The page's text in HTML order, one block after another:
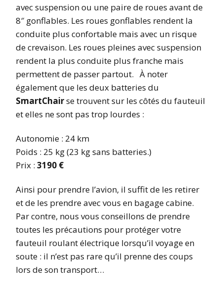
avec suspension ou une paire de roues avant de
8″ gonflables. Les roues gonflables rendent la
conduite plus confortable mais avec un risque
de crevaison. Les roues pleines avec suspension
rendent la plus conduite plus franche mais
permettent de passer partout. À noter
également que les deux batteries du
SmartChairse trouvent sur les côtés du fauteuil
et elles ne sont pas trop lourdes :
Autonomie : 24 km
Poids : 25 kg (23 kg sans batteries.)
Prix : 3190 €
Ainsi pour prendre l’avion, il suffit de les retirer
et de les prendre avec vous en bagage cabine.
Par contre, nous vous conseillons de prendre
toutes les précautions pour protéger votre
fauteuil roulant électrique lorsqu’il voyage en
soute : il n’est pas rare qu’il prenne des coups
lors de son transport…